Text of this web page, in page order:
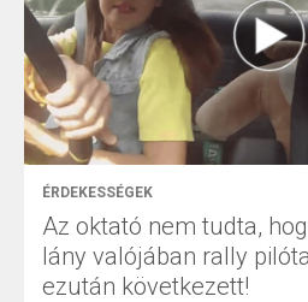
ÉRDEKESSÉGEK
Az oktató nem tudta,
lány valójában rally
ezután következett!